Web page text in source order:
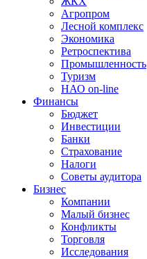
Агропром
Лесной комплекс
Экономика
Ретроспектива
Промышленность
Туризм
НАО on-line
Финансы
Бюджет
Инвестиции
Банки
Страхование
Налоги
Советы аудитора
Бизнес
Компании
Малый бизнес
Конфликты
Торговля
Исследования